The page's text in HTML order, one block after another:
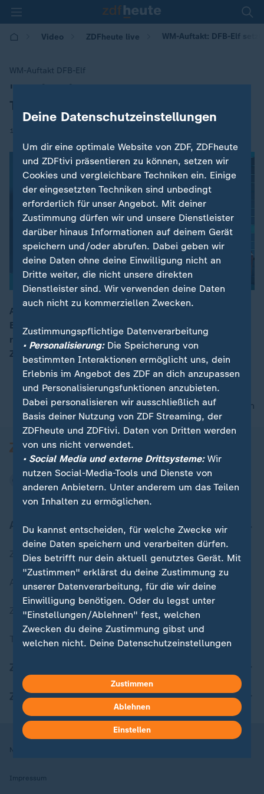
Video ZDFheute live WM-Auftakt: DFB-Elf
WM-Auftakt DFB-Elf
:"Es gibt einen großen Fokus:
Teamgeist"
14.06.2026 | 15:47
00:15
Auch Nagelsmann hat im Vorfeld eingeräumt: Die DFB-
Elf ist nicht der stärkste Kader der WM. Doch der
richtige Teamgeist könnte vieles kompensieren, sagt
ZDF-Reporter Florian Zschiedrich.
nach oben
Aktuell bei ZDFheute
Zuletzt veröffentlicht
Aktuelle Sendungs-Videos
ZDFheute Stories
Themen im Überblick
ZDFheute Apps
Nutzungsbedingungen
Impressum
Deine Datenschutzeinstellungen
Um dir eine optimale Website von ZDF, ZDFheute
und ZDFtivi präsentieren zu können, setzen wir
Cookies und vergleichbare Techniken ein. Einige
der eingesetzten Techniken sind unbedingt
erforderlich für unser Angebot. Mit deiner
Zustimmung dürfen wir und unsere Dienstleister
darüber hinaus Informationen auf deinem Gerät
speichern und/oder abrufen. Dabei geben wir
deine Daten ohne deine Einwilligung nicht an
Dritte weiter, die nicht unsere direkten
Dienstleister sind. Wir verwenden deine Daten
auch nicht zu kommerziellen Zwecken.
Zustimmungspflichtige Datenverarbeitung
• Personalisierung:Die Speicherung von
bestimmten Interaktionen ermöglicht uns, dein
Erlebnis im Angebot des ZDF an dich anzupassen
und Personalisierungsfunktionen anzubieten.
Dabei personalisieren wir ausschließlich auf
Basis deiner Nutzung von ZDF Streaming, der
ZDFheute und ZDFtivi. Daten von Dritten werden
von uns nicht verwendet.
• Social Media und externe Drittsysteme:Wir
nutzen Social-Media-Tools und Dienste von
anderen Anbietern. Unter anderem um das Teilen
von Inhalten zu ermöglichen.
Du kannst entscheiden, für welche Zwecke wir
deine Daten speichern und verarbeiten dürfen.
Dies betrifft nur dein aktuell genutztes Gerät. Mit
"Zustimmen" erklärst du deine Zustimmung zu
unserer Datenverarbeitung, für die wir deine
Einwilligung benötigen. Oder du legst unter
"Einstellungen/Ablehnen" fest, welchen
Zwecken du deine Zustimmung gibst und
welchen nicht. Deine Datenschutzeinstellungen
Hier findest du das Impressum.
Weitere Informationen findest du in unserer
Datenschutzerklärung.
Zustimmen
Ablehnen
Einstellen